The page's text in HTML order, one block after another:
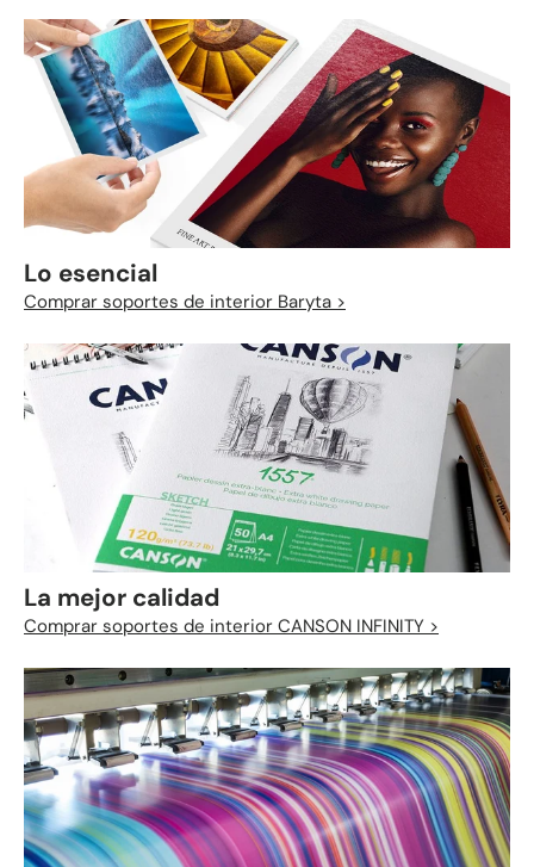
Lo esencial
Comprar soportes de interior Baryta >
La mejor calidad
Comprar soportes de interior CANSON INFINITY >